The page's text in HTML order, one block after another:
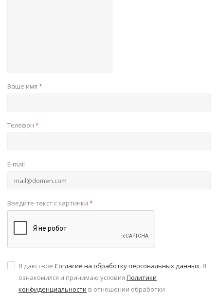
Ваше имя *
Телефон *
E-mail
Введите текст с картинки *
Я даю свое Согласие на обработку персональных данных. Я
ознакомился и принимаю условия Политики
конфиденциальности в отношении обработки